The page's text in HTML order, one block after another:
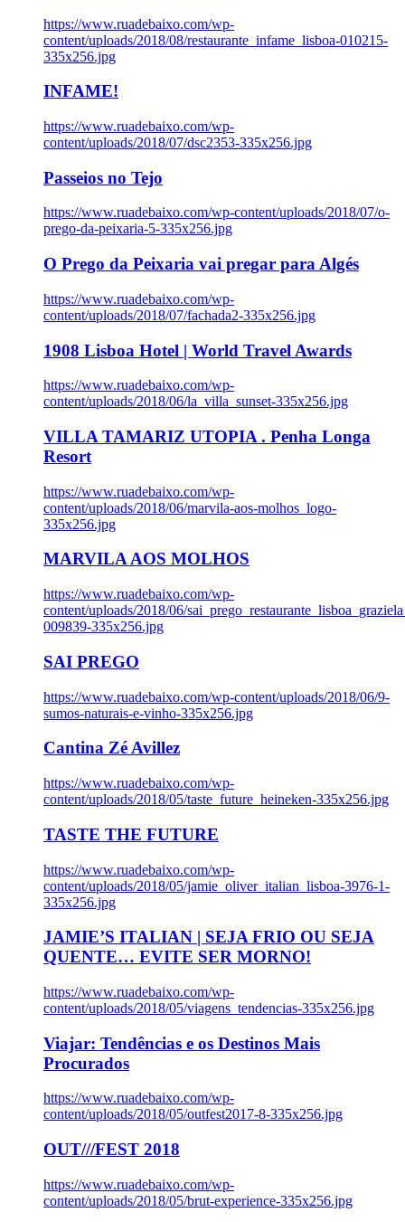
https://www.ruadebaixo.com/wp-
content/uploads/2018/08/restaurante_infame_lisboa-010215-
335x256.jpg
INFAME!
https://www.ruadebaixo.com/wp-
content/uploads/2018/07/dsc2353-335x256.jpg
Passeios no Tejo
https://www.ruadebaixo.com/wp-content/uploads/2018/07/o-
prego-da-peixaria-5-335x256.jpg
O Prego da Peixaria vai pregar para Algés
https://www.ruadebaixo.com/wp-
content/uploads/2018/07/fachada2-335x256.jpg
1908 Lisboa Hotel | World Travel Awards
https://www.ruadebaixo.com/wp-
content/uploads/2018/06/la_villa_sunset-335x256.jpg
VILLA TAMARIZ UTOPIA . Penha Longa
Resort
https://www.ruadebaixo.com/wp-
content/uploads/2018/06/marvila-aos-molhos_logo-
335x256.jpg
MARVILA AOS MOLHOS
https://www.ruadebaixo.com/wp-
content/uploads/2018/06/
009839-335x256.jpg
SAI PREGO
https://www.ruadebaixo.com/wp-content/uploads/2018/06/9-
sumos-naturais-e-vinho-335x256.jpg
Cantina Zé Avillez
https://www.ruadebaixo.com/wp-
content/uploads/2018/05/taste_future_heineken-335x256.jpg
TASTE THE FUTURE
https://www.ruadebaixo.com/wp-
content/uploads/2018/05/jamie_oliver_italian_lisboa-3976-1-
335x256.jpg
JAMIE’S ITALIAN | SEJA FRIO OU SEJA
QUENTE… EVITE SER MORNO!
https://www.ruadebaixo.com/wp-
content/uploads/2018/05/viagens_tendencias-335x256.jpg
Viajar: Tendências e os Destinos Mais
Procurados
https://www.ruadebaixo.com/wp-
content/uploads/2018/05/outfest2017-8-335x256.jpg
OUT///FEST 2018
https://www.ruadebaixo.com/wp-
content/uploads/2018/05/brut-experience-335x256.jpg